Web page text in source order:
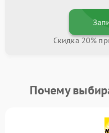
Скидка 20%
Почему